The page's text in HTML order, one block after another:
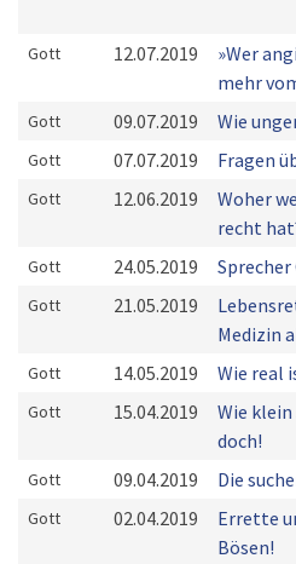
Gott 12.07.2019
»Wer
mehr
Gott 09.07.2019 Wie
Gott 07.07.2019 Fragen
Gott 12.06.2019
Woher
recht
Gott 24.05.2019
Gott 21.05.2019
Medizin
Gott 14.05.2019 Wie real
Gott 15.04.2019
Wie
doch!
Gott 09.04.2019 Die
Gott 02.04.2019
Errette
Bösen!